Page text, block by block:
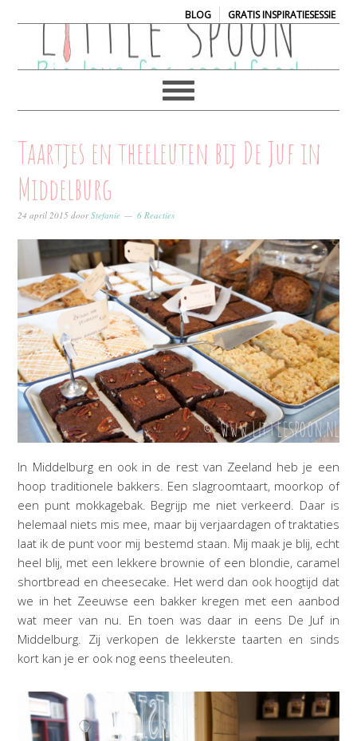
BLOG| GRATIS INSPIRATIESESSIE
Taartjes en theeleuten bij De Juf in
Middelburg
24 april 2015 doorStefanie 6 Reacties
In Middelburg en ook in de rest van Zeeland heb je een
hoop traditionele bakkers. Een slagroomtaart, moorkop of
een punt mokkagebak. Begrijp me niet verkeerd. Daar is
helemaal niets mis mee, maar bij verjaardagen of traktaties
laat ik de punt voor mij bestemd staan. Mij maak je blij, echt
heel blij, met een lekkere brownie of een blondie, caramel
shortbread en cheesecake. Het werd dan ook hoogtijd dat
we in het Zeeuwse een bakker kregen met een aanbod
wat meer van nu. En toen was daar in eens De Juf in
Middelburg. Zij verkopen de lekkerste taarten en sinds
kort kan je er ook nog eens theeleuten.